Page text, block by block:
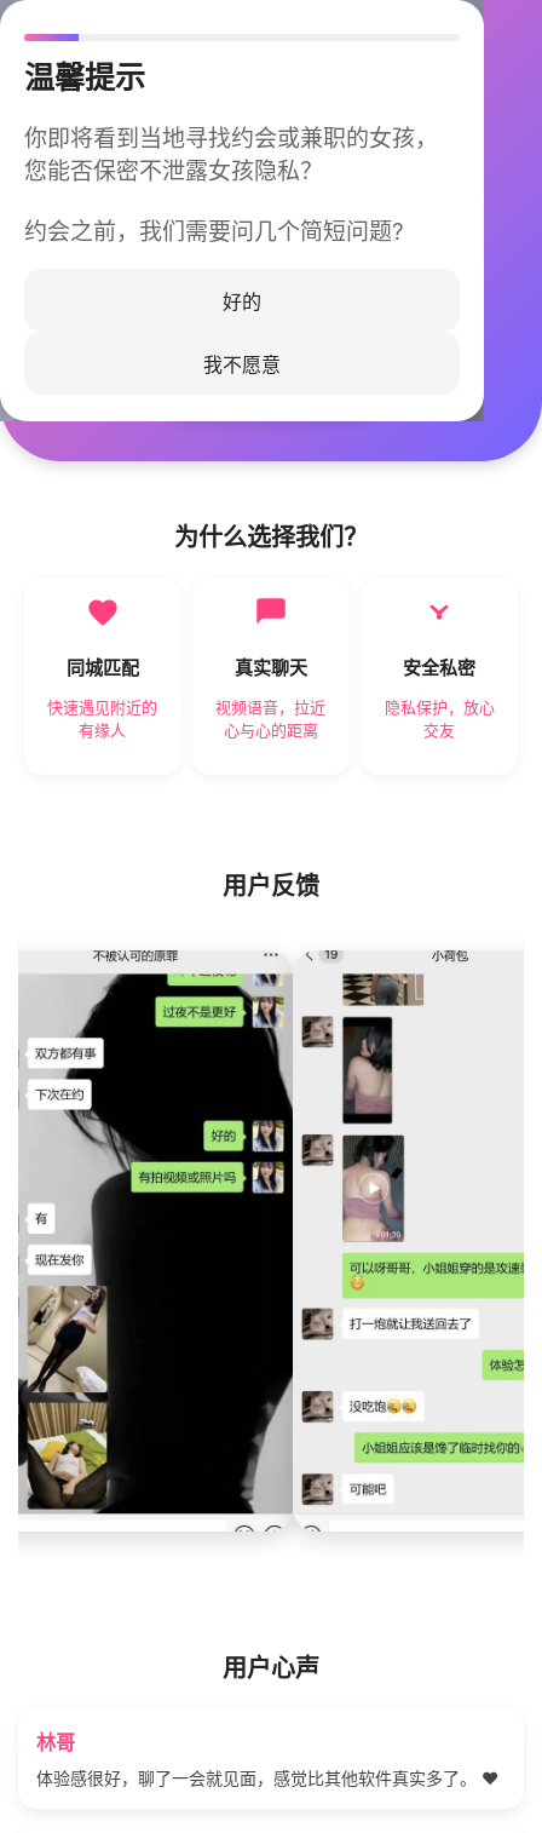
温馨提示
你即将看到当地寻找约会或兼职的女孩，
您能否保密不泄露女孩隐私？
约会之前，我们需要问几个简短问题?
好的
我不愿意
今晚不再孤单
同城快速匹配，马上认识身边的TA
立即下载
为什么选择我们？
同城匹配
快速遇见附近的
有缘人
真实聊天
视频语音，拉近
心与心的距离
安全私密
隐私保护，放心
交友
用户反馈
用户心声
林哥
体验感很好，聊了一会就见面，感觉比其他软件真实多了。 ❤️